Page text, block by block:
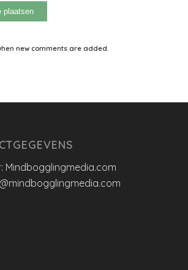
new comments are added.
Mindbogglingmedia.com